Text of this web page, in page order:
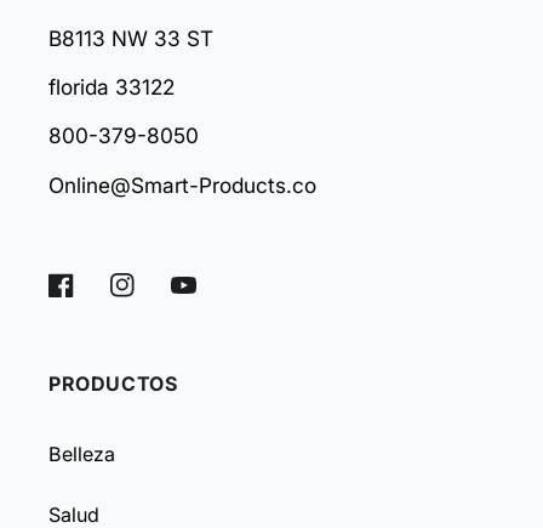
B8113 NW 33 ST
florida 33122
800-379-8050
Online@Smart-Products.co
FacebookInstagramYouTube
PRODUCTOS
Belleza
Salud